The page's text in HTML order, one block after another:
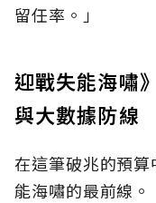
留任率。」
迎戰失能海嘯
與大數據防線
在這筆破兆的預
能海嘯的最前線。